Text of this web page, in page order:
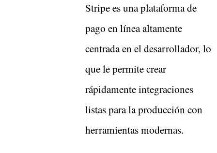
Stripe es una plataforma de
pago en línea altamente
centrada en el desarrollador, lo
que le permite crear
rápidamente integraciones
listas para la producción con
herramientas modernas.